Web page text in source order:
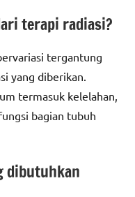
terapi radiasi?
tergantung
yang diberikan.
termasuk kelelahan,
bagian tubuh
dibutuhkan